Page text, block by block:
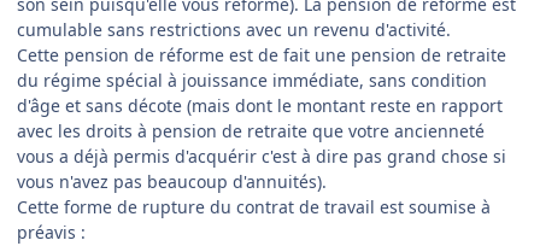
son sein puisqu'elle vous réforme). La pension de réforme est
cumulable sans restrictions avec un revenu d'activité.
Cette pension de réforme est de fait une pension de retraite
du régime spécial à jouissance immédiate, sans condition
d'âge et sans décote (mais dont le montant reste en rapport
avec les droits à pension de retraite que votre ancienneté
vous a déjà permis d'acquérir c'est à dire pas grand chose si
vous n'avez pas beaucoup d'annuités).
Cette forme de rupture du contrat de travail est soumise à
préavis :